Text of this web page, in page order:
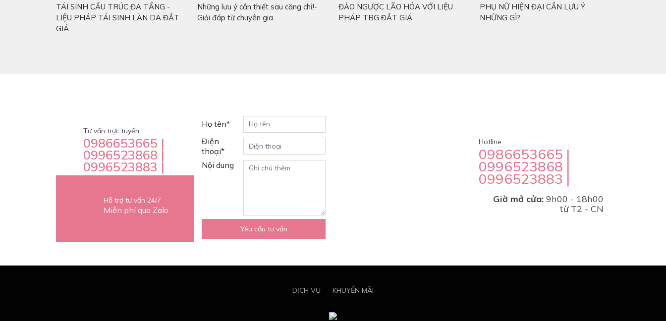
TÁI SINH CẤU TRÚC ĐA TẦNG -
LIỆU PHÁP TÁI SINH LÀN DA ĐẮT
GIÁ
Những lưu ý cần thiết sau căng chỉ!-
Giải đáp từ chuyên gia
ĐẢO NGƯỢC LÃO HÓA VỚI LIỆU
PHÁP TBG ĐẮT GIÁ
PHỤ NỮ HIỆN ĐẠI CẦN LƯU Ý
NHỮNG GÌ?
Tư vấn trực tuyến
0986653665 |
0996523868 |
0996523883 |
Hỗ trợ tư vấn 24/7
Miễn phí qua Zalo
Họ tên*
Điện
thoại*
Nội dung
Yêu cầu tư vấn
Hotline
0986653665 |
0996523868 |
0996523883 |
Giờ mở cửa: 9h00 - 18h00
từ T2 - CN
DỊCH VỤ KHUYẾN MÃI